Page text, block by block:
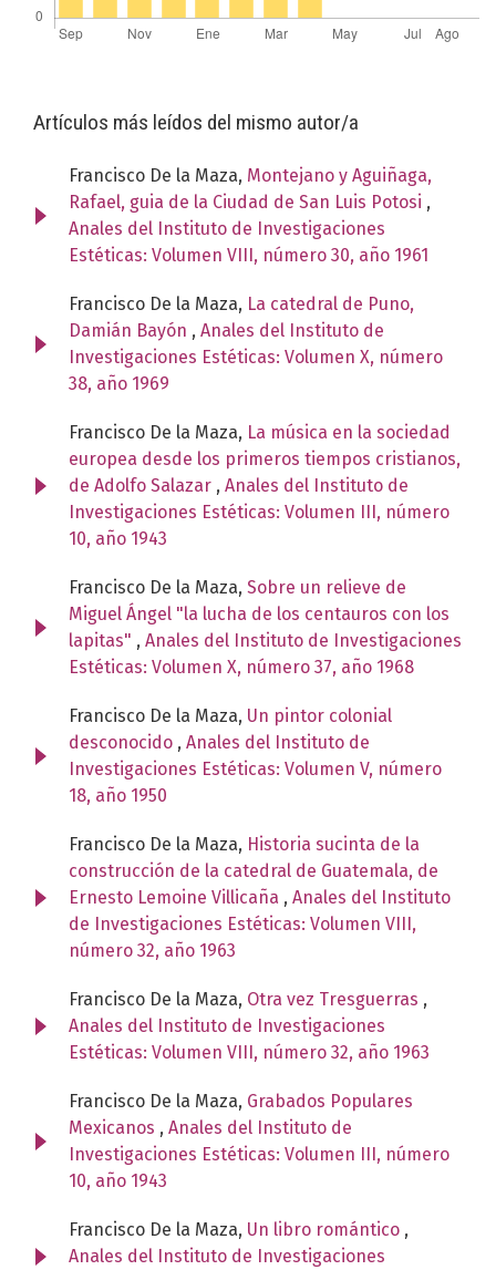
Artículos más leídos del mismo autor/a
Francisco De la Maza, Montejano y Aguiñaga,
Rafael, guia de la Ciudad de San Luis Potosi ,
Anales del Instituto de Investigaciones
Estéticas: Volumen VIII, número 30, año 1961
Francisco De la Maza, La catedral de Puno,
Damián Bayón , Anales del Instituto de
Investigaciones Estéticas: Volumen X, número
38, año 1969
Francisco De la Maza, La música en la sociedad
europea desde los primeros tiempos cristianos,
de Adolfo Salazar , Anales del Instituto de
Investigaciones Estéticas: Volumen III, número
10, año 1943
Francisco De la Maza, Sobre un relieve de
Miguel Ángel "la lucha de los centauros con los
lapitas" , Anales del Instituto de Investigaciones
Estéticas: Volumen X, número 37, año 1968
Francisco De la Maza, Un pintor colonial
desconocido , Anales del Instituto de
Investigaciones Estéticas: Volumen V, número
18, año 1950
Francisco De la Maza, Historia sucinta de la
construcción de la catedral de Guatemala, de
Ernesto Lemoine Villicaña , Anales del Instituto
de Investigaciones Estéticas: Volumen VIII,
número 32, año 1963
Francisco De la Maza, Otra vez Tresguerras ,
Anales del Instituto de Investigaciones
Estéticas: Volumen VIII, número 32, año 1963
Francisco De la Maza, Grabados Populares
Mexicanos , Anales del Instituto de
Investigaciones Estéticas: Volumen III, número
10, año 1943
Francisco De la Maza, Un libro romántico ,
Anales del Instituto de Investigaciones